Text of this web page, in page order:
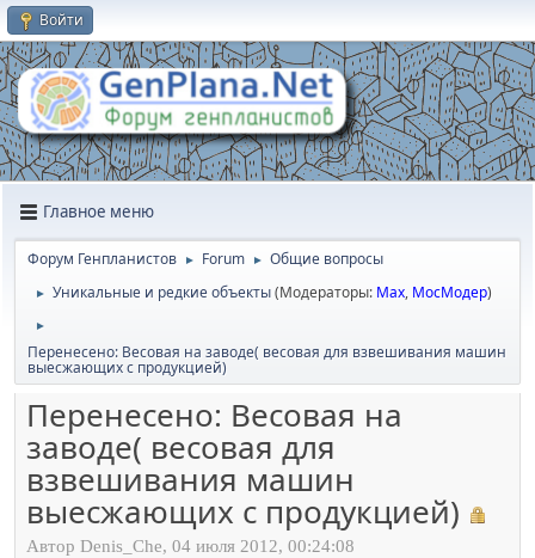
Войти
Главное меню
Форум Генпланистов ► Forum ► Общие вопросы
► Уникальные и редкие объекты(Модераторы: Max, МосМодер)
►
Перенесено: Весовая на заводе( весовая для взвешивания машин
выесжающих с продукцией)
Перенесено: Весовая на
заводе( весовая для
взвешивания машин
выесжающих с продукцией)
Автор Denis_Che, 04 июля 2012, 00:24:08